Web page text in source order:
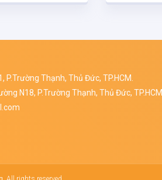
P.Trường Thạnh, Thủ Đức, TP.HCM.
N18, P.Trường Thạnh, Thủ Đức, TP.HCM.